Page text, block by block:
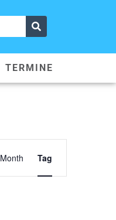
TERMINE
Ansichten-
Month Tag